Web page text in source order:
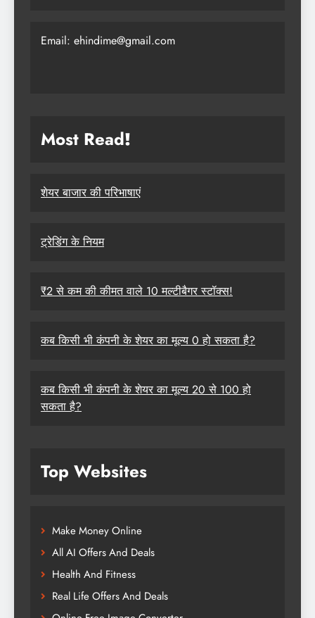
Email: ehindime@gmail.com
Most Read!
शेयर बाजार की परिभाषाएं
ट्रेडिंग के नियम
₹2 से कम की कीमत वाले 10 मल्टीबैगर स्टॉक्स!
कब किसी भी कंपनी के शेयर का मूल्य 0 हो सकता है?
कब किसी भी कंपनी के शेयर का मूल्य 20 से 100 हो
सकता है?
Top Websites
Make Money Online
All AI Offers And Deals
Health And Fitness
Real Life Offers And Deals